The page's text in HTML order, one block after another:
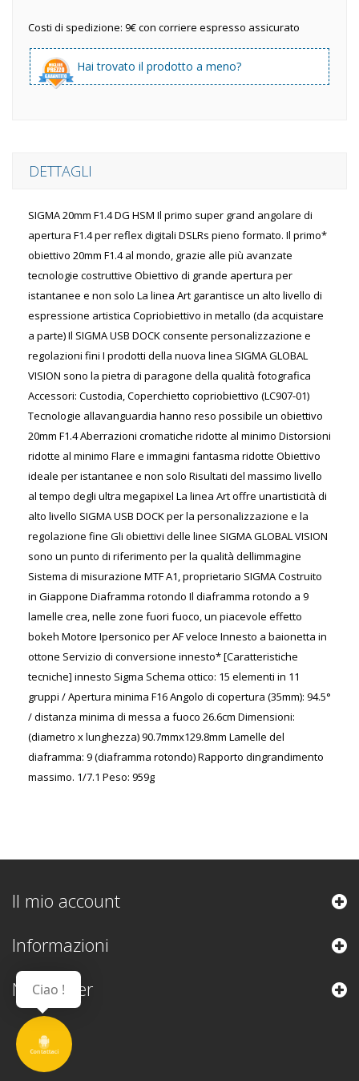
Costi di spedizione: 9€ con corriere espresso assicurato
Hai trovato il prodotto a meno?
DETTAGLI
SIGMA 20mm F1.4 DG HSM Il primo super grand angolare di
apertura F1.4 per reflex digitali DSLRs pieno formato. Il primo*
obiettivo 20mm F1.4 al mondo, grazie alle più avanzate
tecnologie costruttive Obiettivo di grande apertura per
istantanee e non solo La linea Art garantisce un alto livello di
espressione artistica Copriobiettivo in metallo (da acquistare
a parte) Il SIGMA USB DOCK consente personalizzazione e
regolazioni fini I prodotti della nuova linea SIGMA GLOBAL
VISION sono la pietra di paragone della qualità fotografica
Accessori: Custodia, Coperchietto copriobiettivo (LC907-01)
Tecnologie allavanguardia hanno reso possibile un obiettivo
20mm F1.4 Aberrazioni cromatiche ridotte al minimo Distorsioni
ridotte al minimo Flare e immagini fantasma ridotte Obiettivo
ideale per istantanee e non solo Risultati del massimo livello
al tempo degli ultra megapixel La linea Art offre unartisticità di
alto livello SIGMA USB DOCK per la personalizzazione e la
regolazione fine Gli obiettivi delle linee SIGMA GLOBAL VISION
sono un punto di riferimento per la qualità dellimmagine
Sistema di misurazione MTF A1, proprietario SIGMA Costruito
in Giappone Diaframma rotondo Il diaframma rotondo a 9
lamelle crea, nelle zone fuori fuoco, un piacevole effetto
bokeh Motore Ipersonico per AF veloce Innesto a baionetta in
ottone Servizio di conversione innesto* [Caratteristiche
tecniche] innesto Sigma Schema ottico: 15 elementi in 11
gruppi / Apertura minima F16 Angolo di copertura (35mm): 94.5°
/ distanza minima di messa a fuoco 26.6cm Dimensioni:
(diametro x lunghezza) 90.7mmx129.8mm Lamelle del
diaframma: 9 (diaframma rotondo) Rapporto dingrandimento
massimo. 1/7.1 Peso: 959g
Il mio account
Informazioni
Newsletter
Contattaci
Ciao !